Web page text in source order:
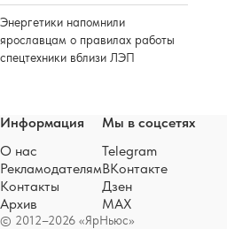
Энергетики напомнили
ярославцам о правилах работы
спецтехники вблизи ЛЭП
© 2012–2026 «ЯрНьюс»
Информация
О нас
Рекламодателям
Контакты
Архив
Мы в соцсетях
Telegram
ВКонтакте
Дзен
MAX